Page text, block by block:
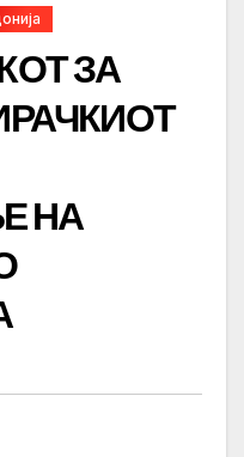
ЗА
НА